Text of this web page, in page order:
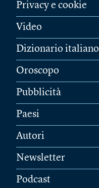
Privacy e cookie
Video
Dizionario italiano
Oroscopo
Pubblicità
Paesi
Autori
Newsletter
Podcast